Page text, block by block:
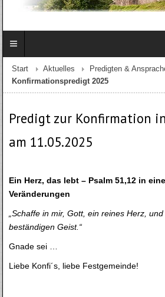
Start Aktuelles
Predigten &
Konfirmationspredigt 2025
Predigt zur Konfirmation
am 11.05.2025
Ein Herz, das lebt – Psalm 51,12 in
Veränderungen
„Schaffe in mir, Gott, ein reines Herz,
beständigen Geist.“
Gnade sei …
Liebe Konfi´s, liebe Festgemeinde!